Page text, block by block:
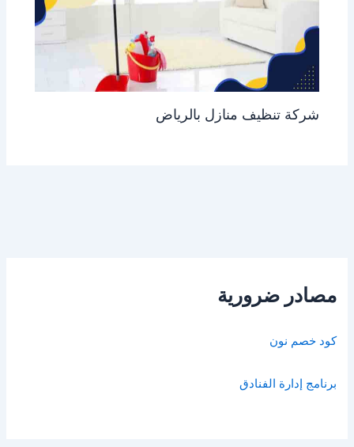
شركة تنظيف منازل بالرياض
مصادر ضرورية
كود خصم نون
برنامج إدارة الفنادق